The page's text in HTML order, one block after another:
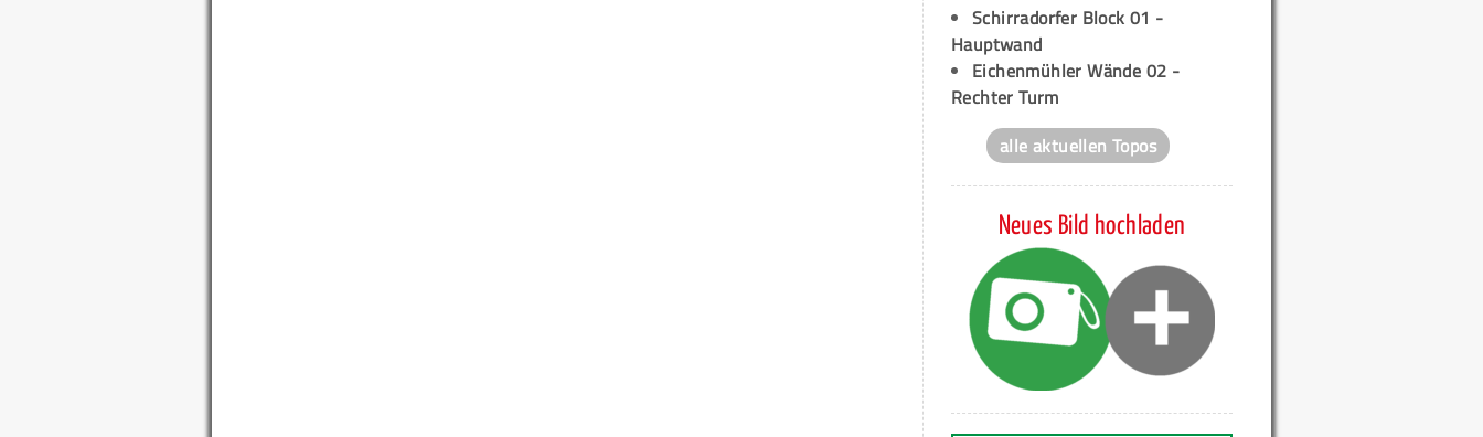
Schirradorfer Block 01 -
Hauptwand
Eichenmühler Wände 02 -
Rechter Turm
alle aktuellen Topos
Neues Bild hochladen